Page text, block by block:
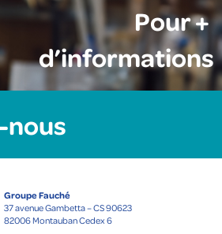
Pour +
d’informations
Groupe Fauché
37 avenue Gambetta – CS 90623
82006 Montauban Cedex 6